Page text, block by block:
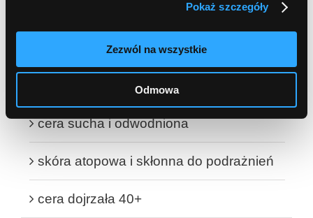
Pokaż szczegóły
Zezwól na wszystkie
Odmowa
cera wrażliwa
nadmierna potliwość
cera sucha i odwodniona
skóra atopowa i skłonna do podrażnień
cera dojrzała 40+